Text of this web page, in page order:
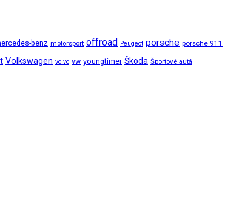
benz motorsport offroad Peugeot porsche porsche 911
Volkswagen volvo vw youngtimer Škoda Športové autá